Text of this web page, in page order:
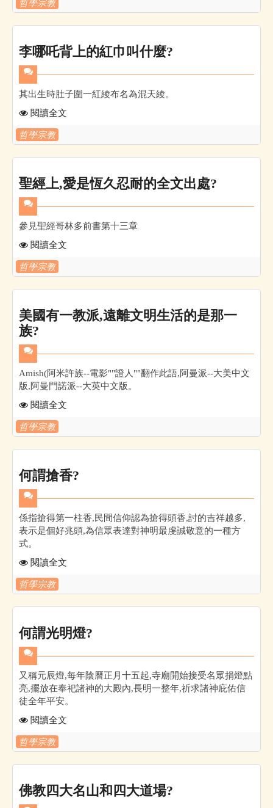
哲學宗教
李哪吒背上的紅巾叫什麼?
其出生時肚子圍一紅綾布名為混天綾。
閱讀全文
哲學宗教
聖經上,愛是恆久忍耐的全文出處?
參見聖經哥林多前書第十三章
閱讀全文
哲學宗教
美國有一教派,遠離文明生活的是那一
族?
Amish(阿米許族--電影""證人""翻作此語,阿曼派--大美中文
版,阿曼門諾派--大英中文版。
閱讀全文
哲學宗教
何謂搶香?
係指搶得第一柱香,民間信仰認為搶得頭香,討的吉祥越多,
表示是個好兆頭,為信眾表達對神明最虔誠敬意的一種方
式。
閱讀全文
哲學宗教
何謂光明燈?
又稱元辰燈,每年陰曆正月十五起,寺廟開始接受名眾捐燈點
亮,擺放在奉祀諸神的大殿內,長明一整年,祈求諸神庇佑信
徒全年平安。
閱讀全文
哲學宗教
佛教四大名山和四大道場?